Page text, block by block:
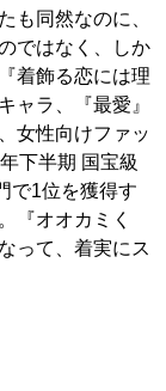
も同然なのに、
ではなく、しか
着飾る恋には理
ャラ、『最愛』
女性向けファッ
下半期 国宝級
で1位を獲得す
『オオカミく
って、着実にス